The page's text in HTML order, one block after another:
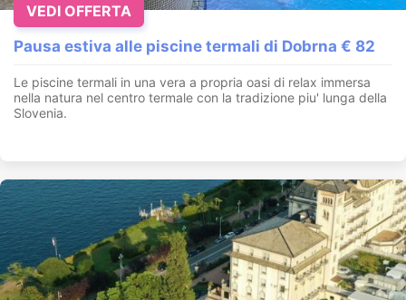
Pausa estiva alle piscine termali di Dobrna € 82
Le piscine termali in una vera a propria oasi di relax immersa
nella natura nel centro termale con la tradizione piu' lunga della
Slovenia.
VEDI OFFERTA